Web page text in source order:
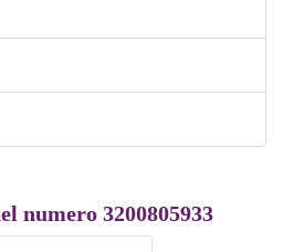
numero 3200805933